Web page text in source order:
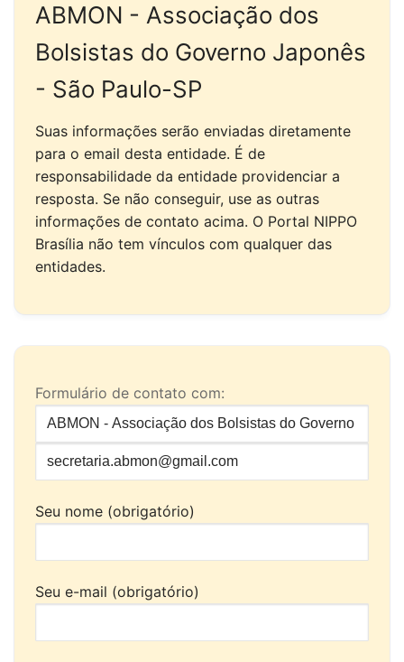
ABMON - Associação dos
Bolsistas do Governo Japonês
- São Paulo-SP
Suas informações serão enviadas diretamente
para o email desta entidade. É de
responsabilidade da entidade providenciar a
resposta. Se não conseguir, use as outras
informações de contato acima. O Portal NIPPO
Brasília não tem vínculos com qualquer das
entidades.
Formulário de contato com:
Seu nome (obrigatório)
Seu e-mail (obrigatório)